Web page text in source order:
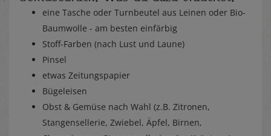
eine Tasche oder Turnbeutel aus Leinen oder Bio-
Baumwolle - am besten einfärbig
Stoff-Farben (nach Lust und Laune)
Pinsel
etwas Zeitungspapier
Bügeleisen
Obst & Gemüse nach Wahl (z.B. Zitronen,
Stangensellerie, Zwiebel, Äpfel, Birnen,